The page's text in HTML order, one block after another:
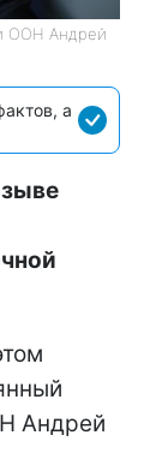
ООН Андрей
а
Андрей